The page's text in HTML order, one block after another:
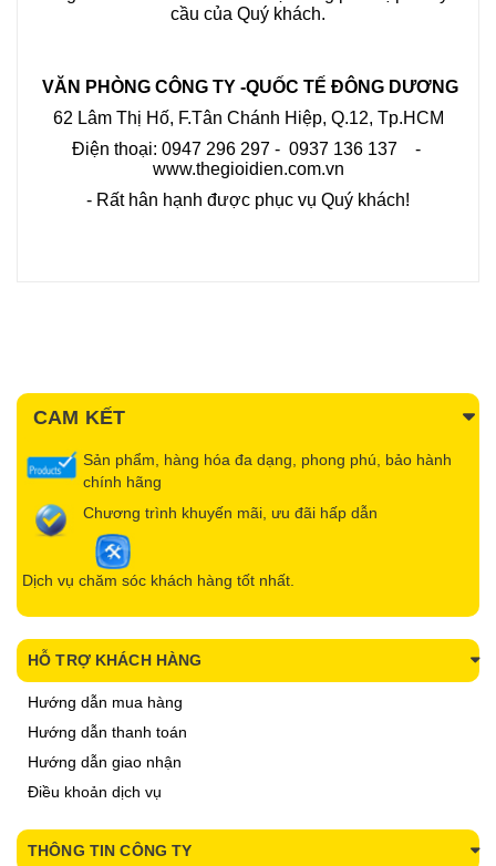
cầu của Quý khách.
VĂN PHÒNG CÔNG TY -QUỐC TẾ ĐÔNG DƯƠNG
62 Lâm Thị Hố, F.Tân Chánh Hiệp, Q.12, Tp.HCM
Điện thoại: 0947 296 297 - 0937 136 137 -
www.thegioidien.com.vn
- Rất hân hạnh được phục vụ Quý khách!
CAM KẾT
Sản phẩm, hàng hóa đa dạng, phong phú, bảo hành
chính hãng
Chương trình khuyến mãi, ưu đãi hấp dẫn
Dịch vụ chăm sóc khách hàng tốt nhất.
HỖ TRỢ KHÁCH HÀNG
Hướng dẫn mua hàng
Hướng dẫn thanh toán
Hướng dẫn giao nhận
Điều khoản dịch vụ
THÔNG TIN CÔNG TY